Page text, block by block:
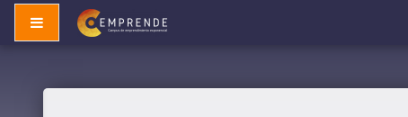
Saltar al contenido principal
Panel lateral